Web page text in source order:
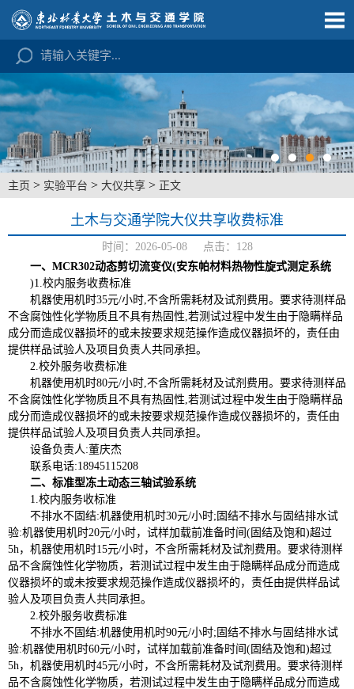
主页 > 实验平台 > 大仪共享 > 正文
土木与交通学院大仪共享收费标准
时间：2026-05-08 点击： 128
一、MCR302动态剪切流变仪(安东帕材料热物性旋式测定系统
)1.校内服务收费标准
机器使用机时35元/小时,不含所需耗材及试剂费用。要求待测样品
不含腐蚀性化学物质且不具有热固性,若测试过程中发生由于隐瞒样品
成分而造成仪器损坏的或未按要求规范操作造成仪器损坏的，责任由
提供样品试验人及项目负责人共同承担。
2.校外服务收费标准
机器使用机时80元/小时,不含所需耗材及试剂费用。要求待测样品
不含腐蚀性化学物质且不具有热固性,若测试过程中发生由于隐瞒样品
成分而造成仪器损坏的或未按要求规范操作造成仪器损坏的，责任由
提供样品试验人及项目负责人共同承担。
设备负责人:董庆杰
联系电话:18945115208
二、标准型冻土动态三轴试验系统
1.校内服务收标准
不排水不固结:机器使用机时30元/小时;固结不排水与固结排水试
验:机器使用机时20元/小时，试样加载前准备时间(固结及饱和)超过
5h，机器使用机时15元/小时，不含所需耗材及试剂费用。要求待测样
品不含腐蚀性化学物质，若测试过程中发生由于隐瞒样品成分而造成
仪器损坏的或未按要求规范操作造成仪器损坏的，责任由提供样品试
验人及项目负责人共同承担。
2.校外服务收费标准
不排水不固结:机器使用机时90元/小时;固结不排水与固结排水试
验:机器使用机时60元/小时，试样加载前准备时间(固结及饱和)超过
5h，机器使用机时45元/小时，不含所需耗材及试剂费用。要求待测样
品不含腐蚀性化学物质，若测试过程中发生由于隐瞒样品成分而造成